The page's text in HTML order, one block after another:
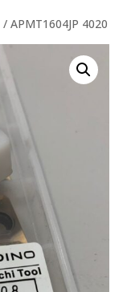
/ APMT1604JP 4020